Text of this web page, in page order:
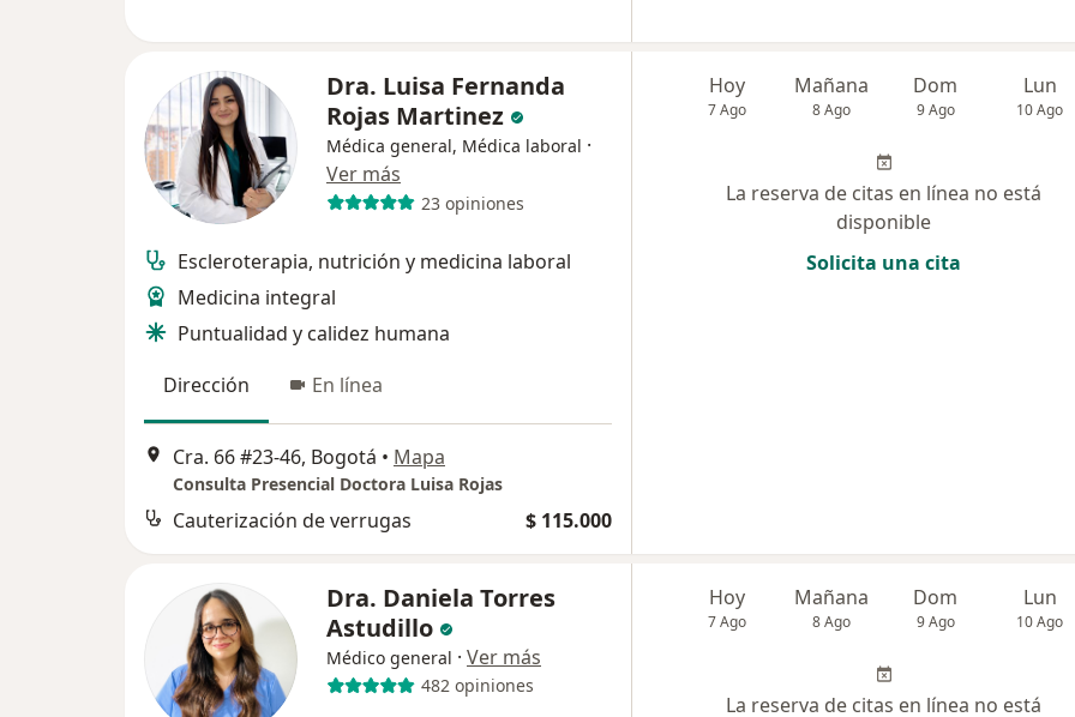
Dra. Luisa Fernanda
Rojas Martinez
Médica general, Médica laboral ·
Ver más
23 opiniones
Escleroterapia, nutrición y medicina laboral
Medicina integral
Puntualidad y calidez humana
Dirección
En línea
Cra. 66 #23-46, Bogotá • Mapa
Consulta Presencial Doctora Luisa Rojas
Cauterización de verrugas $ 115.000
Hoy
7 Ago
Mañana
8 Ago
Dom
9 Ago
Lun
10 Ago
La reserva de citas en línea no está
disponible
Solicita una cita
Dra. Daniela Torres
Astudillo
Médico general · Ver más
482 opiniones
Hoy
7 Ago
Mañana
8 Ago
Dom
9 Ago
Lun
10 Ago
La reserva de citas en línea no está